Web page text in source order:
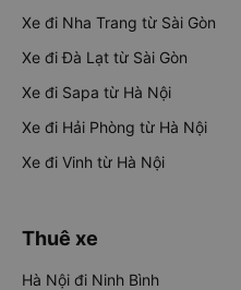
Xe đi Nha Trang từ Sài Gòn
Xe đi Đà Lạt từ Sài Gòn
Xe đi Sapa từ Hà Nội
Xe đi Hải Phòng từ Hà Nội
Xe đi Vinh từ Hà Nội
Thuê xe
Hà Nội đi Ninh Bình